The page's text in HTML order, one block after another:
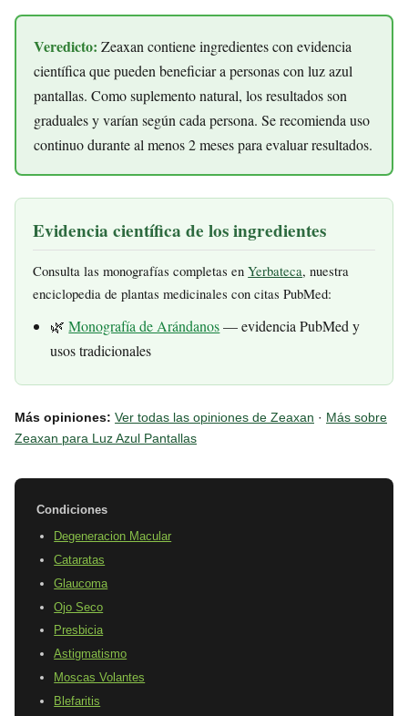
Veredicto: Zeaxan contiene ingredientes con evidencia
científica que pueden beneficiar a personas con luz azul
pantallas. Como suplemento natural, los resultados son
graduales y varían según cada persona. Se recomienda uso
continuo durante al menos 2 meses para evaluar resultados.
Evidencia científica de los ingredientes
Consulta las monografías completas enYerbateca, nuestra
enciclopedia de plantas medicinales con citas PubMed:
🌿Monografía de Arándanos— evidencia PubMed y
usos tradicionales
Más opiniones: Ver todas las opiniones de Zeaxan · Más sobre
Zeaxan para Luz Azul Pantallas
Condiciones
Degeneracion Macular
Cataratas
Glaucoma
Ojo Seco
Presbicia
Astigmatismo
Moscas Volantes
Blefaritis